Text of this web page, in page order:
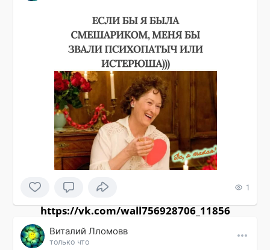
1
https://vk.com/wall756928706_11856
Виталий Лломовв
только что